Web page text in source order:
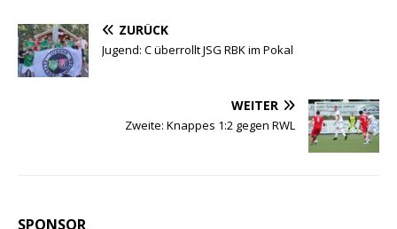
ZURÜCK
Jugend: C überrollt JSG RBK im Pokal
WEITER
Zweite: Knappes 1:2 gegen RWL
SPONSOR